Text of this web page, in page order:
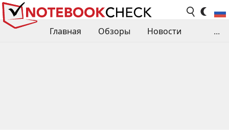
Главная Обзоры
Новости
...